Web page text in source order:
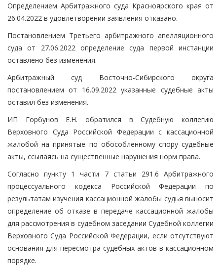
Определением Арбитражного суда Красноярского края от
26.04.2022 в удовлетворении заявления отказано.
Постановлением Третьего арбитражного апелляционного
суда от 27.06.2022 определение суда первой инстанции
оставлено без изменения.
Арбитражный суд Восточно-Сибирского округа
постановлением от 16.09.2022 указанные судебные акты
оставил без изменения.
ИП Горбунов Е.Н. обратился в Судебную коллегию
Верховного Суда Российской Федерации с кассационной
жалобой на принятые по обособленному спору судебные
акты, ссылаясь на существенные нарушения норм права.
Согласно пункту 1 части 7 статьи 291.6 Арбитражного
процессуального кодекса Российской Федерации по
результатам изучения кассационной жалобы судья выносит
определение об отказе в передаче кассационной жалобы
для рассмотрения в судебном заседании Судебной коллегии
Верховного Суда Российской Федерации, если отсутствуют
основания для пересмотра судебных актов в кассационном
порядке.